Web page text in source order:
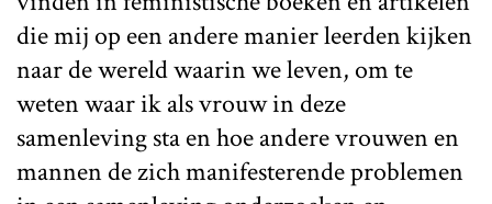
die mij op een andere manier leerden kijken
naar de wereld waarin we leven, om te
weten waar ik als vrouw in deze
samenleving sta en hoe andere vrouwen en
mannen de zich manifesterende problemen